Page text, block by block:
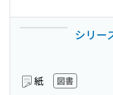
シリー
紙 図書